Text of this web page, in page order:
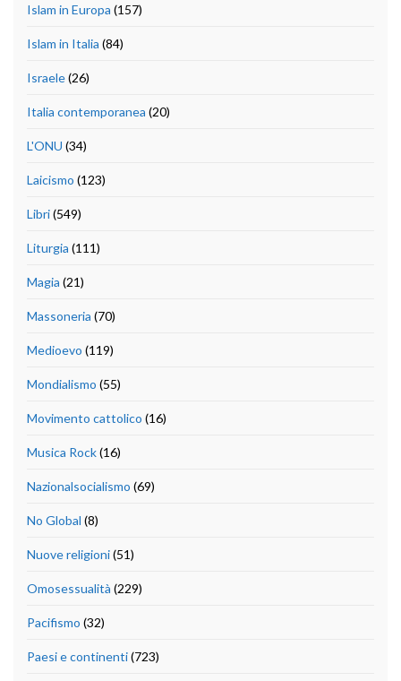
Islam in Europa (157)
Islam in Italia (84)
Israele(26)
Italia contemporanea (20)
L'ONU (34)
Laicismo (123)
Libri(549)
Liturgia (111)
Magia (21)
Massoneria (70)
Medioevo (119)
Mondialismo (55)
Movimento cattolico (16)
Musica Rock(16)
Nazionalsocialismo (69)
No Global (8)
Nuove religioni(51)
Omosessualità (229)
Pacifismo (32)
Paesi e continenti(723)